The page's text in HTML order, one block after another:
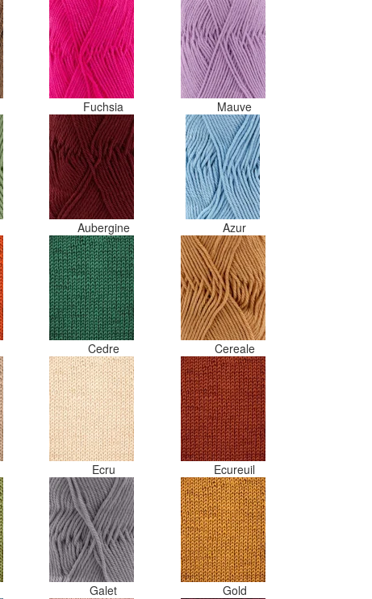
een sticker welke kleur het is?
Desondanks zou ik deze shop
zeker wel aanbevelen wat
de viltwol. Goede prijs/kwaliteit
verhouding.
Fuchsia Mauve
Aubergine Azur
Cedre Cereale
Ecru Ecureuil
Galet Gold